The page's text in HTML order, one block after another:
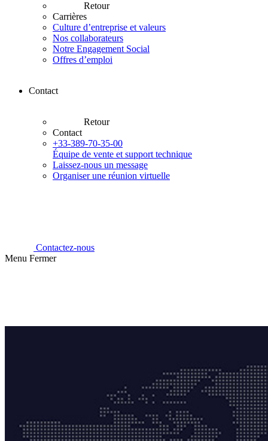
Retour
Carrières
Culture d’entreprise et valeurs
Nos collaborateurs
Notre Engagement Social
Offres d’emploi
Contact
Retour
Contact
+33-389-70-35-00
Équipe de vente et support technique
Laissez-nous un message
Organiser une réunion virtuelle
Contactez-nous
Menu Fermer